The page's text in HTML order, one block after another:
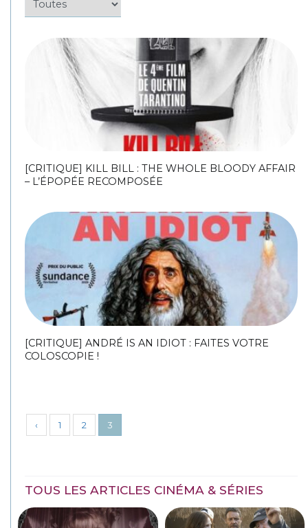
[CRITIQUE] KILL BILL : THE WHOLE BLOODY AFFAIR
– L’ÉPOPÉE RECOMPOSÉE
[CRITIQUE] ANDRÉ IS AN IDIOT : FAITES VOTRE
COLOSCOPIE !
‹ 1 2 3
TOUS LES ARTICLES CINÉMA & SÉRIES